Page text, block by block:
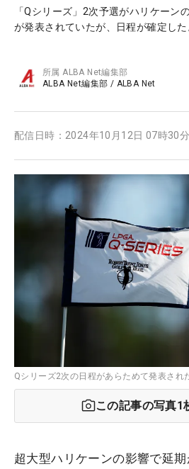
「Qシリーズ」2次予選がハリケーン
が発表されていたが、日程が確定した
所属ALBA Net編集部
ALBA Net編集部 / ALBA Net
配信日時： 2024年10月12日 07時30分
Qシリーズ2次の日程があらためて発表され
この記事の写真1
超大型ハリケーンの影響で延